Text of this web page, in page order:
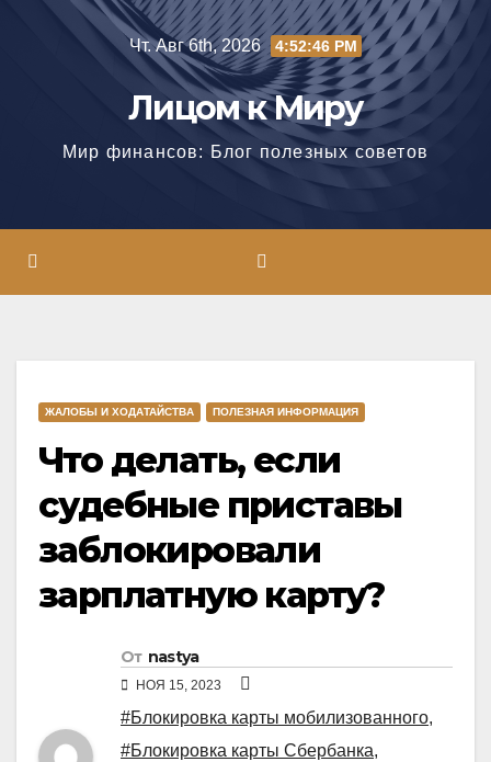
Чт. Авг 6th, 2026 4:52:46 PM
Лицом к Миру
Мир финансов: Блог полезных советов
ЖАЛОБЫ И ХОДАТАЙСТВА ПОЛЕЗНАЯ ИНФОРМАЦИЯ
Что делать, если
судебные приставы
заблокировали
зарплатную карту?
От nastya
НОЯ 15, 2023
#Блокировка карты мобилизованного,
#Блокировка карты Сбербанка,